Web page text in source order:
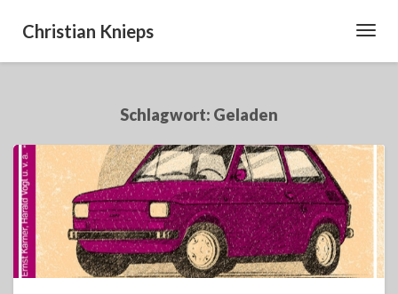
Christian Knieps
Schlagwort: Geladen